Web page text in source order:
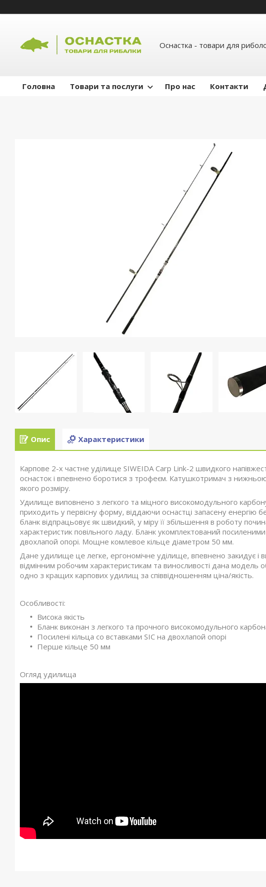
Оснастка - товари для
Головна Товари та послуги Про нас Контакти
Опис Характеристики
Карпове 2-х частне уділище SIWEIDA Carp Link-2 швидкого
оснасток і впевнено боротися з трофеєм. Катушкотримач з
якого розміру.
Удилище виповнено з легкого та міцного високомодульного
приходить у первісну форму, віддаючи оснастці запасену енергію
бланк відпрацьовує як швидкий, у міру її збільшення в роботу
характеристик повільного ладу. Бланк укомплектований
двохлапой опорі. Мощне комлевое кільце діаметром 50 мм.
Дане удилище це легке, ергономічне уділище, впевнено закидує і
відмінним робочим характеристикам та виносливості дана модель
одно з кращих карпових удилищ за співвідношенням ціна/якість.
Особливості:
Висока якість
Бланк виконан з легкого та прочного високомодульного
Посилені кільца со вставками SIC на двохлапой опорі
Перше кільце 50 мм
Огляд удилища